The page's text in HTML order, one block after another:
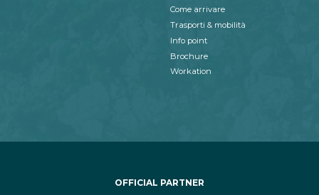
Come arrivare
Trasporti & mobilità
Info point
Brochure
Workation
OFFICIAL PARTNER